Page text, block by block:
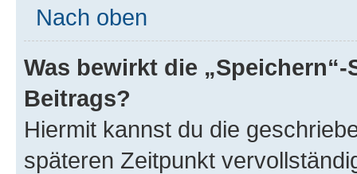
Nach oben
Was bewirkt die
Beitrags?
Hiermit kannst du die
späteren Zeitpunkt